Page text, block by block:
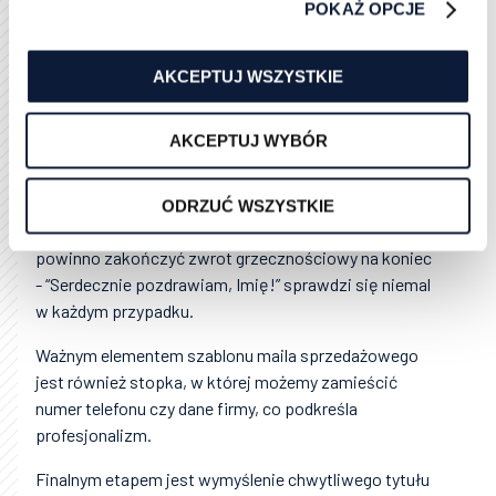
POKAŻ OPCJE
AKCEPTUJ WSZYSTKIE
AKCEPTUJ WYBÓR
ODRZUĆ WSZYSTKIE
więc krótkie podziękowanie za informacje i
poświęcony czas, z przejściem do rozwinięcia z
przedstawieniem oferty biznesowej.
Po rozwinięciu należy zamieścić krótkie
podziękowanie czy informację zachęcającą do
dalszego kontaktu, w zależności od treści rozwinięcia
i tergetu, do którego budujemy dany szablon. Całość
powinno zakończyć zwrot grzecznościowy na koniec
- “Serdecznie pozdrawiam, Imię!” sprawdzi się niemal
w każdym przypadku.
Ważnym elementem szablonu maila sprzedażowego
jest również stopka, w której możemy zamieścić
numer telefonu czy dane firmy, co podkreśla
profesjonalizm.
Finalnym etapem jest wymyślenie chwytliwego tytułu